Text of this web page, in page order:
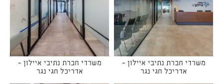
משרדי חברת נתיבי איילון -
אדריכל חגי נגר
משרדי חברת נתיבי איילון -
אדריכל חגי נגר